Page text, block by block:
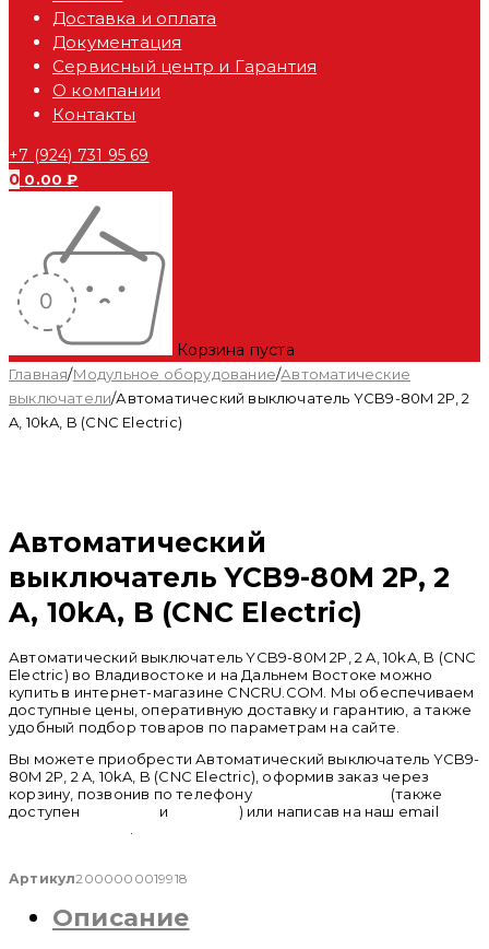
Доставка и оплата
Документация
Сервисный центр и Гарантия
О компании
Контакты
+7 (924) 731 95 69
0 0.00₽
Корзина пуста
Главная/Модульное оборудование/Автоматические
выключатели/Автоматический выключатель YCB9-80M 2P, 2
A, 10kA, B (CNC Electric)
Автоматический
выключатель YCB9-80M 2P, 2
A, 10kA, B (CNC Electric)
Автоматический выключатель YCB9-80M 2P, 2 A, 10kA, B (CNC
Electric) во Владивостоке и на Дальнем Востоке можно
купить в интернет-магазине CNCRU.COM. Мы обеспечиваем
доступные цены, оперативную доставку и гарантию, а также
удобный подбор товаров по параметрам на сайте.
Вы можете приобрести Автоматический выключатель YCB9-
80M 2P, 2 A, 10kA, B (CNC Electric), оформив заказ через
корзину, позвонив по телефону
(также
доступен
и
) или написав на наш email
Артикул2000000019918
Описание